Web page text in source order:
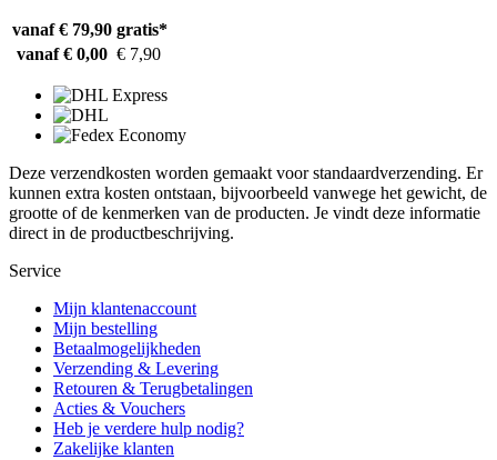
vanaf € 79,90 gratis*
vanaf € 0,00 € 7,90
Deze verzendkosten worden gemaakt voor standaardverzending. Er
kunnen extra kosten ontstaan, bijvoorbeeld vanwege het gewicht, de
grootte of de kenmerken van de producten. Je vindt deze informatie
direct in de productbeschrijving.
Service
Mijn klantenaccount
Mijn bestelling
Betaalmogelijkheden
Verzending & Levering
Retouren & Terugbetalingen
Acties & Vouchers
Heb je verdere hulp nodig?
Zakelijke klanten